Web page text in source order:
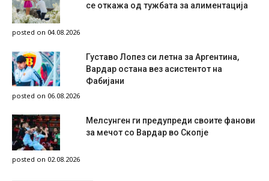
се откажа од тужбата за алиментација
posted on 04.08.2026
Густаво Лопез си летна за Аргентина,
Вардар остана вез асистентот на
Фабијани
posted on 06.08.2026
Мелсунген ги предупреди своите фанови
за мечот со Вардар во Скопје
posted on 02.08.2026